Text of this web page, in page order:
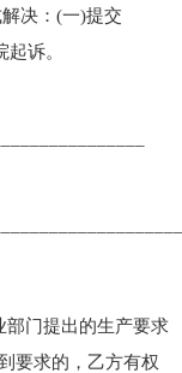
决：(一)提交
诉。
门提出的生产要求
要求的，乙方有权